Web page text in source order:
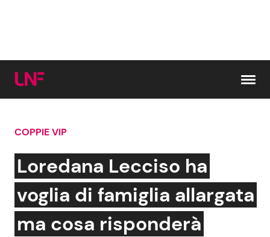
Cerca:
News e Cronaca
Attualità Italiana
Gossip e TV
Bellezze VIP
COPPIE VIP
Loredana Lecciso ha
voglia di famiglia allargata
ma cosa risponderà